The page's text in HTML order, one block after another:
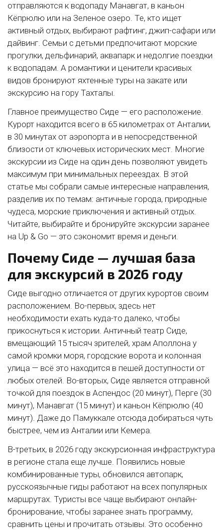
отправляются к водопаду Манавгат, в каньон
Кёпрюлю или на Зеленое озеро. Те, кто ищет
активный отдых, выбирают рафтинг, джип-сафари или
дайвинг. Семьи с детьми предпочитают морские
прогулки, дельфинарий, аквапарк и недолгие поездки
к водопадам. А романтики и ценители красивых
видов бронируют яхтенные туры на закате или
экскурсию на гору Тахталы.
Главное преимущество Сиде — его расположение.
Курорт находится всего в 65 километрах от Анталии,
в 30 минутах от аэропорта и в непосредственной
близости от ключевых исторических мест. Многие
экскурсии из Сиде на один день позволяют увидеть
максимум при минимальных переездах. В этой
статье мы собрали самые интересные направления,
разделив их по темам: античные города, природные
чудеса, морские приключения и активный отдых.
Читайте, выбирайте и бронируйте экскурсии заранее
на Up & Go — это сэкономит время и деньги.
Почему Сиде — лучшая база
для экскурсий в 2026 году
Сиде выгодно отличается от других курортов своим
расположением. Во-первых, здесь нет
необходимости ехать куда-то далеко, чтобы
прикоснуться к истории. Античный театр Сиде,
вмещающий 15 тысяч зрителей, храм Аполлона у
самой кромки моря, городские ворота и колонная
улица — всё это находится в пешей доступности от
любых отелей. Во-вторых, Сиде является отправной
точкой для поездок в Аспендос (20 минут), Перге (30
минут), Манавгат (15 минут) и каньон Кёпрюлю (40
минут). Даже до Памуккале отсюда добираться чуть
быстрее, чем из Анталии или Кемера.
В-третьих, в 2026 году экскурсионная инфраструктура
в регионе стала еще лучше. Появились новые
комбинированные туры, обновился автопарк,
русскоязычные гиды работают на всех популярных
маршрутах. Туристы все чаще выбирают онлайн-
бронирование, чтобы заранее знать программу,
сравнить цены и прочитать отзывы. Это особенно